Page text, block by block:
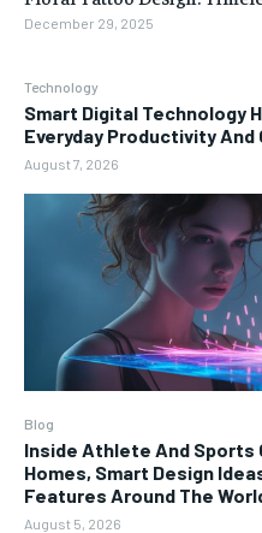
Technology
Smart Digital Technology
Everyday Productivity And
August 7, 2026
Blog
Inside Athlete And
Homes, Smart Design
Features Around The
August 5, 2026
December 29, 2025